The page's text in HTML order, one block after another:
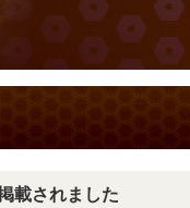
載されました